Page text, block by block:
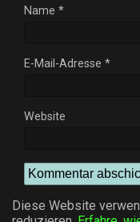
Name *
E-Mail-Adresse *
Website
Diese Website